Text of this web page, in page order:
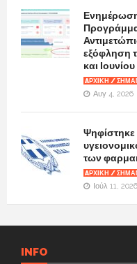
Ενημέρωση
εξόφληση
και Ιουνίου
AΡΧΙΚΉ /
Αυγ 4, 2026
Ψηφίστηκε
των
AΡΧΙΚΉ /
Ιούλ 11, 2026
INFO